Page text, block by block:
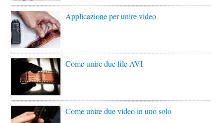
Applicazione per unire video
Come unire due file AVI
Come unire due video in uno solo